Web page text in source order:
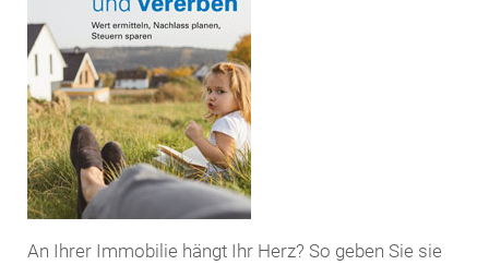
An Ihrer Immobilie hängt Ihr Herz? So geben Sie sie